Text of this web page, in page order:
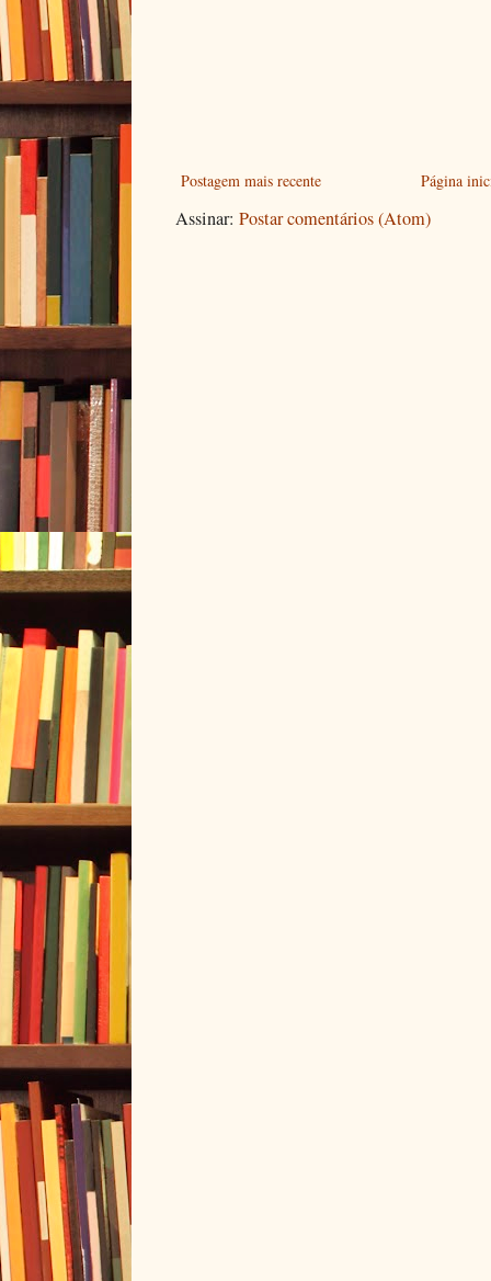
Postagem mais recente Página
Assinar: Postar comentários (Atom)